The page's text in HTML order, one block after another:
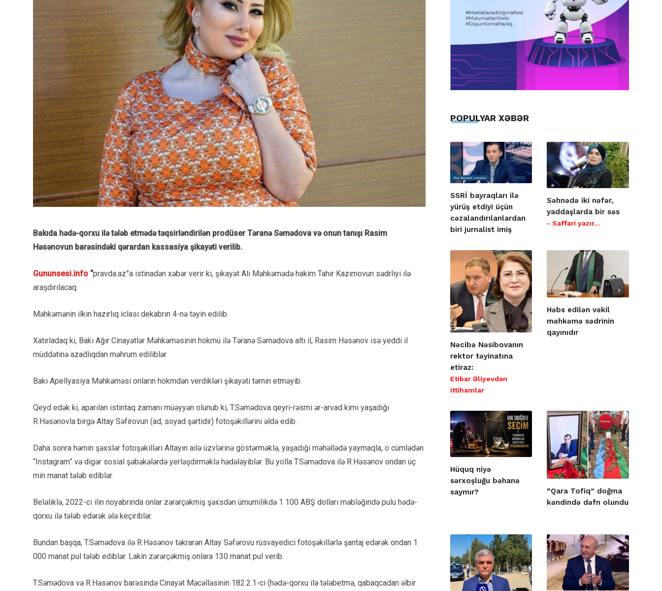
Bakıda hədə-qorxu ilə tələb etmədə təqsirləndirilən prodüser Təranə Səmədova və onun tanışı Rasim
Həsənovun barəsindəki qərardan kassasiya şikayəti verilib.
Gununsesi.info “pravda.az”a istinadən xəbər verir ki, şikayət Ali Məhkəmədə hakim Tahir Kazımovun sədrliyi ilə
araşdırılacaq.
Məhkəmənin ilkin hazırlıq iclası dekabrın 4-nə təyin edilib.
Xatırladaq ki, Bakı Ağır Cinayətlər Məhkəməsinin hökmü ilə Təranə Səmədova altı il, Rasim Həsənov isə yeddi il
müddətinə azadlıqdan məhrum ediliblər.
Bakı Apellyasiya Məhkəməsi onların hökmdən verdikləri şikayəti təmin etməyib.
Qeyd edək ki, aparılan istintaq zamanı müəyyən olunub ki, T.Səmədova qeyri-rəsmi ər-arvad kimi yaşadığı
R.Həsənovla birgə Altay Səfirovun (ad, soyad şərtidir) fotoşəkillərini əldə edib.
Daha sonra həmin şəxslər fotoşəkilləri Altayın ailə üzvlərinə göstərməklə, yaşadığı məhəllədə yaymaqla, o cümlədən
“Instagram” və digər sosial şəbəkələrdə yerləşdirməklə hədələyiblər. Bu yolla T.Səmədova ilə R.Həsənov ondan üç
min manat tələb ediblər.
Beləliklə, 2022-ci ilin noyabrında onlar zərərçəkmiş şəxsdən ümumilikdə 1 100 ABŞ dolları məbləğində pulu hədə-
qorxu ilə tələb edərək ələ keçiriblər.
Bundan başqa, T.Səmədova ilə R.Həsənov təkrarən Altay Səfərovu rüsvayedici fotoşəkillərlə şantaj edərək ondan 1
000 manat pul tələb ediblər. Lakin zərərçəkmiş onlara 130 manat pul verib.
T.Səmədova və R.Həsənov barəsində Cinayət Məcəlləsinin 182.2.1-ci (hədə-qorxu ilə tələbetmə, qabaqcadan əlbir
POPULYAR XƏBƏR
SSRİ bayraqları ilə
yürüş etdiyi üçün
cəzalandırılanlardan
biri jurnalist imiş
Səhnədə iki nəfər,
yaddaşlarda bir səs
- Saffari yazır…
Nəcibə Nəsibovanın
rektor təyinatına
etiraz:
Etibar Əliyevdən
ittihamlar
Həbs edilən vəkil
məhkəmə sədrinin
qayınıdır
Hüquq niyə
sərxoşluğu bəhanə
saymır?
“Qara Tofiq” doğma
kəndində dəfn olundu